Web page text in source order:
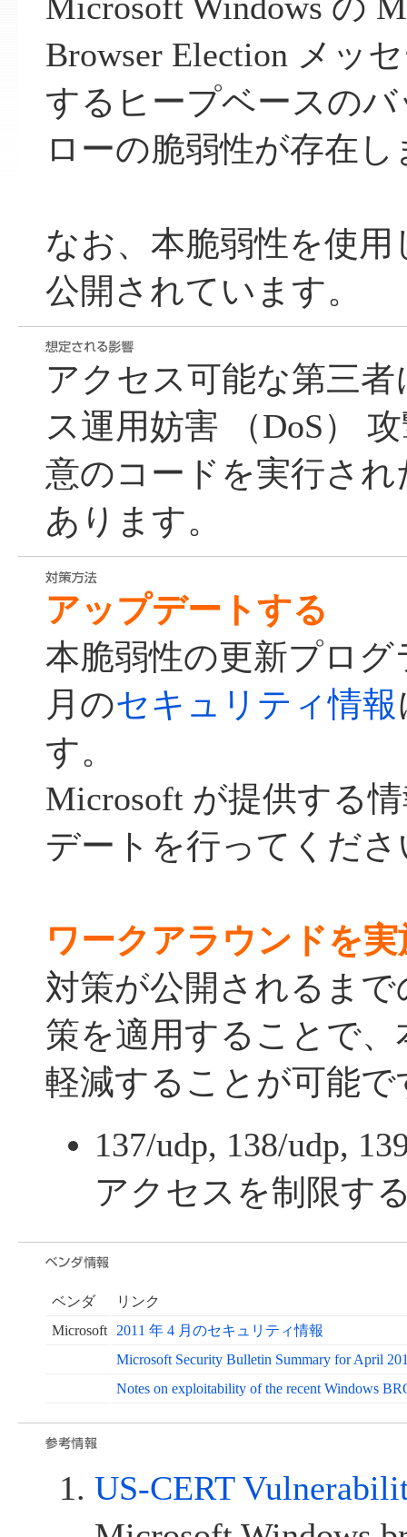
Microsoft Windows の
Browser Election メッ
するヒープベースの
ローの脆弱性が存在し
なお、本脆弱性を使
公開されています。
アクセス可能な第三
ス運用妨害 （DoS）
意のコードを実行さ
あります。
アップデートする
本脆弱性の更新プログ
月のセキュリティ情報
す。
Microsoft が提供する
デートを行ってくださ
ワークアラウンドを
対策が公開されるま
策を適用することで
軽減することが可能で
137/udp, 138/udp,
アクセスを制限す
ベンダ
リンク
Microsoft
2011 年 4 月のセキュリティ情報
Microsoft Security Bulletin Summary for April
Notes on exploitability of the recent Windows
US-CERT